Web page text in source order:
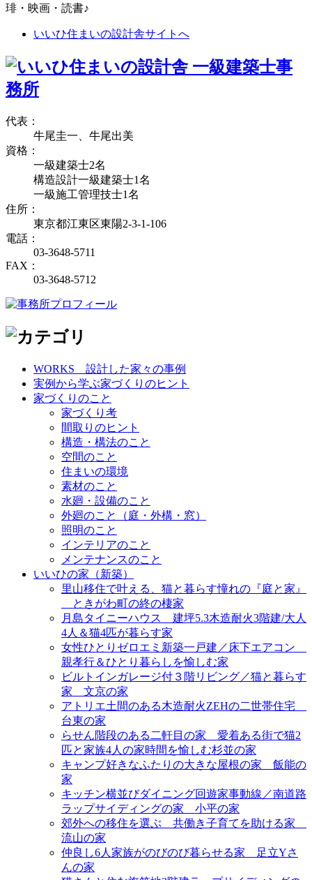
琲・映画・読書♪
いいひ住まいの設計舎サイトへ
代表：
牛尾圭一、牛尾出美
資格：
一級建築士2名
構造設計一級建築士1名
一級施工管理技士1名
住所：
東京都江東区東陽2-3-1-106
電話：
03-3648-5711
FAX：
03-3648-5712
WORKS＿設計した家々の事例
実例から学ぶ家づくりのヒント
家づくりのこと
家づくり考
間取りのヒント
構造・構法のこと
空間のこと
住まいの環境
素材のこと
水廻・設備のこと
外廻のこと（庭・外構・窓）
照明のこと
インテリアのこと
メンテナンスのこと
いいひの家（新築）
里山移住で叶える、猫と暮らす憧れの『庭と家』
＿ときがわ町の終の棲家
月島タイニーハウス＿建坪5.3木造耐火3階建/大人
4人＆猫4匹が暮らす家
女性ひとりゼロエミ新築一戸建／床下エアコン＿
親孝行＆ひとり暮らしを愉しむ家
ビルトインガレージ付３階リビング／猫と暮らす
家＿文京の家
アトリエ土間のある木造耐火ZEHの二世帯住宅＿
台東の家
らせん階段のある二軒目の家＿愛着ある街で猫2
匹と家族4人の家時間を愉しむ杉並の家
キャンプ好きなふたりの大きな屋根の家＿飯能の
家
キッチン横並びダイニング回遊家事動線／南道路
ラップサイディングの家＿小平の家
郊外への移住を選ぶ＿共働き子育てを助ける家＿
流山の家
仲良し6人家族がのびのび暮らせる家＿足立Yさ
んの家